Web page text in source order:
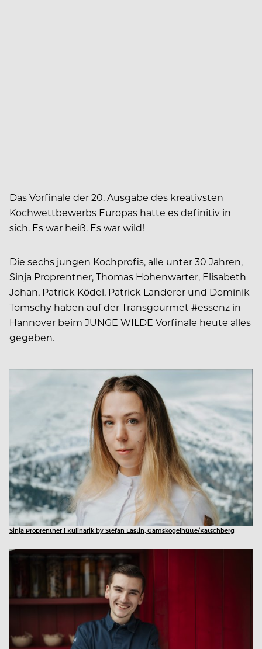
Das Vorfinale der 20. Ausgabe des kreativsten
Kochwettbewerbs Europas hatte es definitiv in
sich. Es war heiß. Es war wild!
Die sechs jungen Kochprofis, alle unter 30 Jahren,
Sinja Proprentner, Thomas Hohenwarter, Elisabeth
Johan, Patrick Ködel, Patrick Landerer und Dominik
Tomschy haben auf der Transgourmet #essenz in
Hannover beim JUNGE WILDE Vorfinale heute alles
gegeben.
Sinja Proprentner | Kulinarik by Stefan Lastin, Gamskogelhütte/Katschberg